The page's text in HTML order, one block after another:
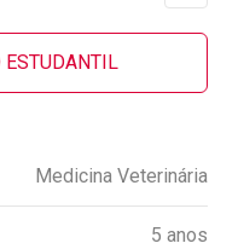
ESTUDANTIL
Medicina Veterinária
5 anos